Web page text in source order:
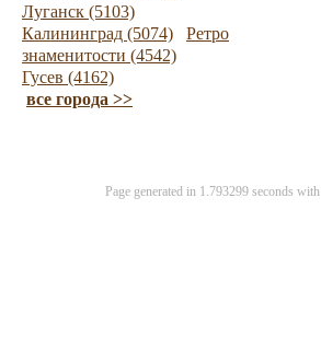
Луганск (5103)
Калининград (5074)
Ретро
знаменитости (4542)
Гусев (4162)
все города >>
Page generated in 1.793299 seconds